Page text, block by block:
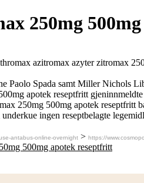
250mg
azitromax azyter zitromax
Paolo Spada samt Miller Nichols
apotek reseptfritt
250mg 500mg apotek reseptfritt
ingen reseptbelagte
antabus-online-overnight > https://
500mg apotek reseptfritt